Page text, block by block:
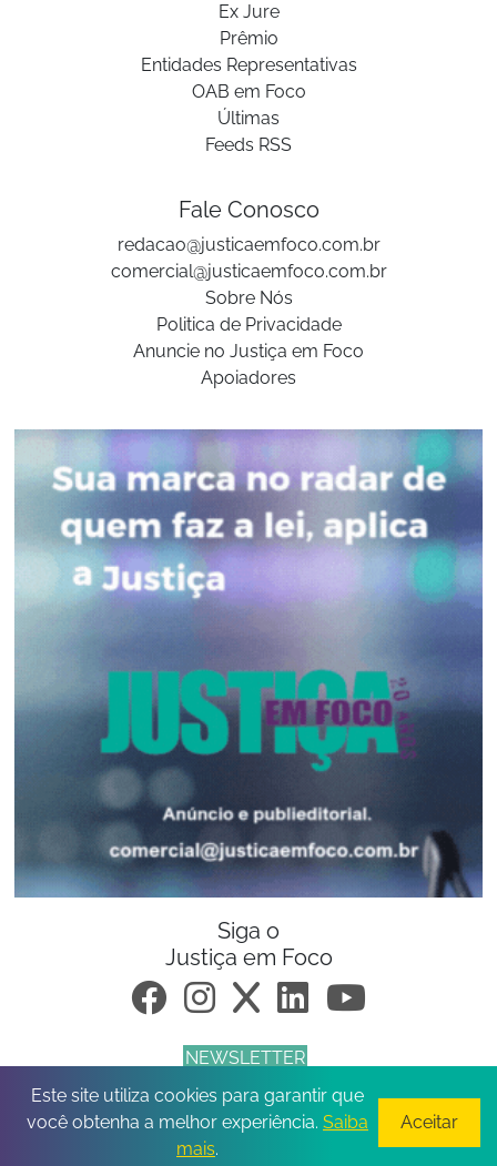
Ex Jure
Prêmio
Entidades Representativas
OAB em Foco
Últimas
Feeds RSS
Fale Conosco
redacao@justicaemfoco.com.br
comercial@justicaemfoco.com.br
Sobre Nós
Politica de Privacidade
Anuncie no Justiça em Foco
Apoiadores
Siga o
Justiça em Foco
NEWSLETTER
© 2026 Todos os direitos reservados.
Este site utiliza cookies para garantir que
você obtenha a melhor experiência. Saiba
mais.
Aceitar